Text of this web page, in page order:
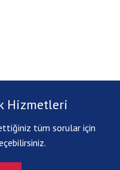
Hizmetleri
tüm sorular için